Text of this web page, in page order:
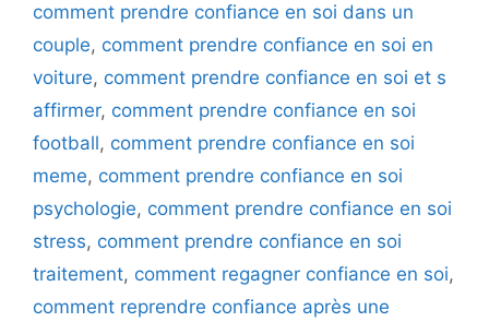
comment prendre confiance en soi dans un
couple, comment prendre confiance en soi en
voiture, comment prendre confiance en soi et s
affirmer, comment prendre confiance en soi
football, comment prendre confiance en soi
meme, comment prendre confiance en soi
psychologie, comment prendre confiance en soi
stress, comment prendre confiance en soi
traitement, comment regagner confiance en soi,
comment reprendre confiance après une